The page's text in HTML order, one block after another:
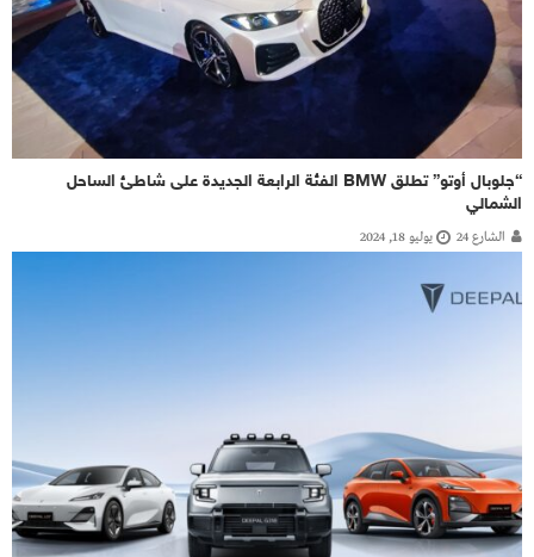
“جلوبال أوتو” تطلق BMW الفئة الرابعة الجديدة على شاطئ الساحل
الشمالي
الشارع 24 يوليو 18, 2024